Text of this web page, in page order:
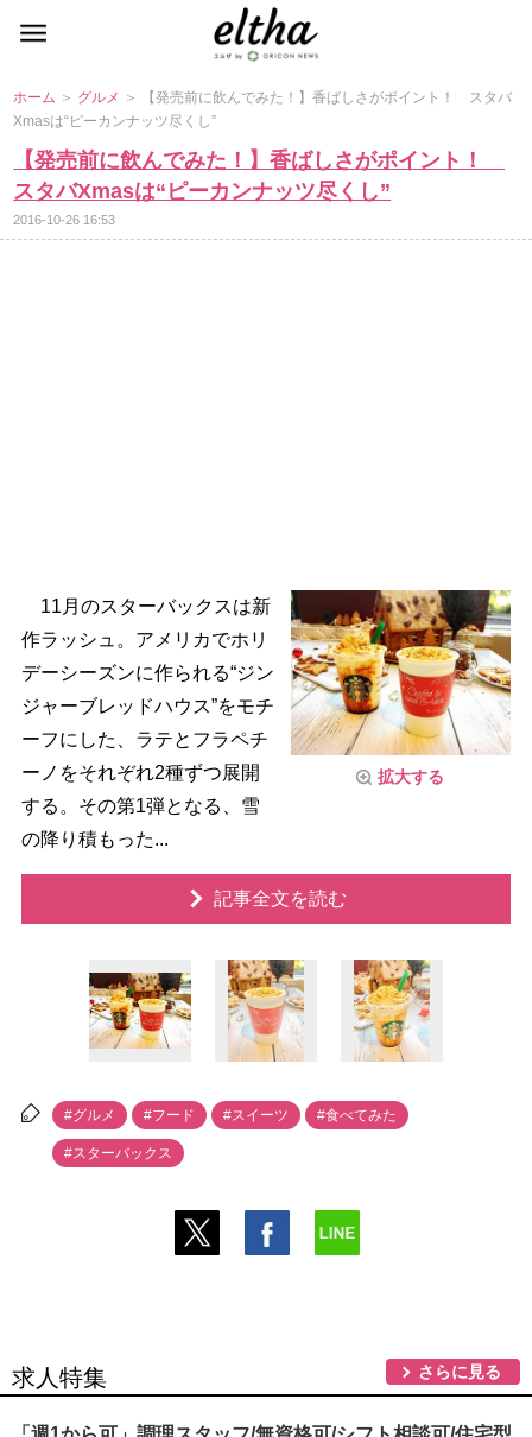
ホーム ＞ グルメ ＞ 【発売前に飲んでみた！】香ばしさがポイント！ スタバ
Xmasは“ピーカンナッツ尽くし”
【発売前に飲んでみた！】香ばしさがポイント！
スタバXmasは“ピーカンナッツ尽くし”
2016-10-26 16:53
拡大する
11月のスターバックスは新
作ラッシュ。アメリカでホリ
デーシーズンに作られる“ジン
ジャーブレッドハウス”をモチ
ーフにした、ラテとフラペチ
ーノをそれぞれ2種ずつ展開
する。その第1弾となる、雪
の降り積もった...
記事全文を読む
#グルメ #フード #スイーツ #食べてみた
#スターバックス
求人特集 さらに見る